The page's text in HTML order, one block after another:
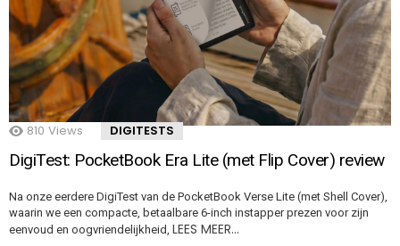
810 Views DIGITESTS
DigiTest: PocketBook Era Lite (met Flip Cover) review
Na onze eerdere DigiTest van de PocketBook Verse Lite (met Shell Cover),
waarin we een compacte, betaalbare 6-inch instapper prezen voor zijn
eenvoud en oogvriendelijkheid, LEES MEER…